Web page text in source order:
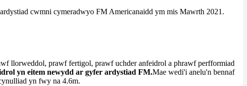
cwmni cymeradwyo FM Americanaidd ym mis Mawrth 2021.
llorweddol, prawf fertigol, prawf uchder anfeidrol a phrawf perfformiad
yn eitem newydd ar gyfer ardystiad FM.Mae wedi'i anelu'n bennaf
yn fwy na 4.6m.